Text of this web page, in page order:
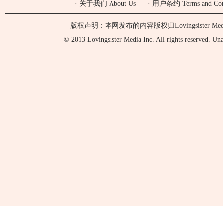
· 关于我们 About Us · 用户条约 Terms and
版权声明：本网发布的内容版权归Lovingsister
© 2013 Lovingsister Media Inc. All rights reserved.